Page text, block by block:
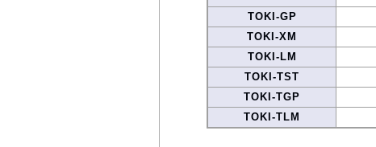
TOKI-GP
TOKI-XM
TOKI-LM
TOKI-TST
TOKI-TGP
TOKI-TLM